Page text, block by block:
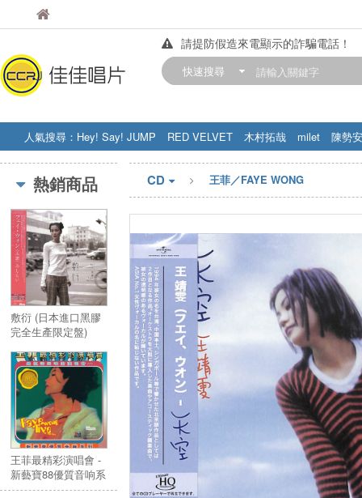
佳佳唱片
請提防假造來電顯示的詐騙電話！
【中華門市營業時間調整公告】
快速搜尋
人氣搜尋： Hey! Say! JUMP RED VELVET 木村拓哉 milet
陳勢安
STRAY KIDS
盧廣仲 周杰伦
熱銷商品
敷衍 (日本進口黑膠
完全生產限定盤)
王菲最精彩演唱會 -
新藝寶88優質音响系
列 (2CD)(復刻版)
CD 王菲／FAYE WONG